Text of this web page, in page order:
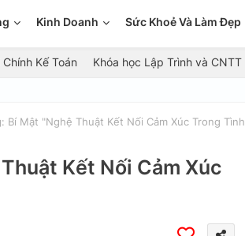
Kinh Doanh Sức Khoẻ Và Làm Đẹp
Chính Kế Toán Khóa học Lập Trình và CNTT
Bí Mật "Nghệ Thuật Kết Nối Cảm Xúc Trong Tình
Kết Nối Cảm Xúc